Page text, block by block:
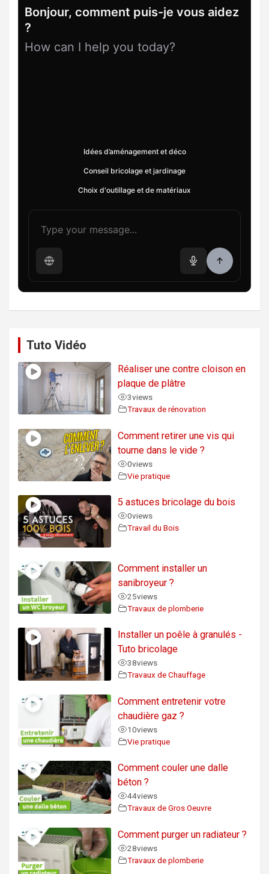
Bonjour, comment puis-je vous aidez
?
How can I help you today?
Idées d’aménagement et déco
Conseil bricolage et jardinage
Choix d'outillage et de matériaux
Tuto Vidéo
Réaliser une contre cloison en
plaque de plâtre
3views
Travaux de rénovation
Comment retirer une vis qui
tourne dans le vide ?
0views
Vie pratique
5 astuces bricolage du bois
0views
Travail du Bois
Comment installer un
sanibroyeur ?
25views
Travaux de plomberie
Installer un poêle à granulés -
Tuto bricolage
38views
Travaux de Chauffage
Comment entretenir votre
chaudière gaz ?
10views
Vie pratique
Comment couler une dalle
béton ?
44views
Travaux de Gros Oeuvre
Comment purger un radiateur ?
28views
Travaux de plomberie